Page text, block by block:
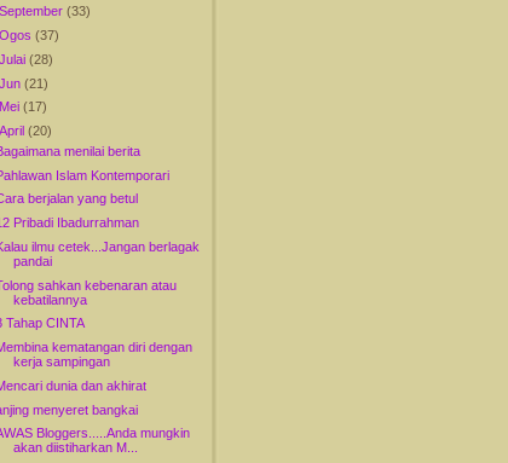
September(33)
Ogos(37)
Julai(28)
Jun(21)
Mei(17)
April(20)
menilai berita
Islam Kontemporari
berjalan yang betul
Pribadi Ibadurrahman
ilmu cetek...Jangan berlagak
pandai
sahkan kebenaran atau
kebatilannya
Tahap CINTA
kematangan diri dengan
kerja sampingan
dunia dan akhirat
menyeret bangkai
Bloggers.....Anda mungkin
akan diistiharkan M...